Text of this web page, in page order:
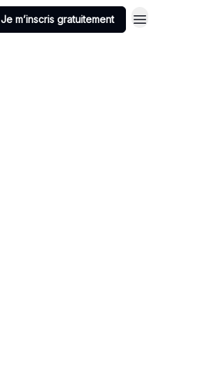
Je m’inscris gratuitement